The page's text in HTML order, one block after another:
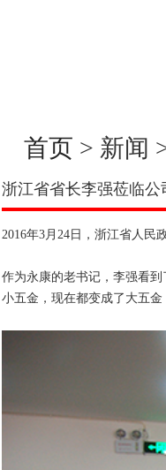
首页 > 新闻
浙江省省长李强莅临公
2016年3月24日，浙江省人民
作为永康的老书记，李强看
小五金，现在都变成了大五